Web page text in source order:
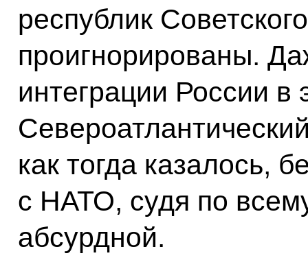
республик
проигнорированы.
интеграции России в
как тогда казалось,
с НАТО, судя по
абсурдной.